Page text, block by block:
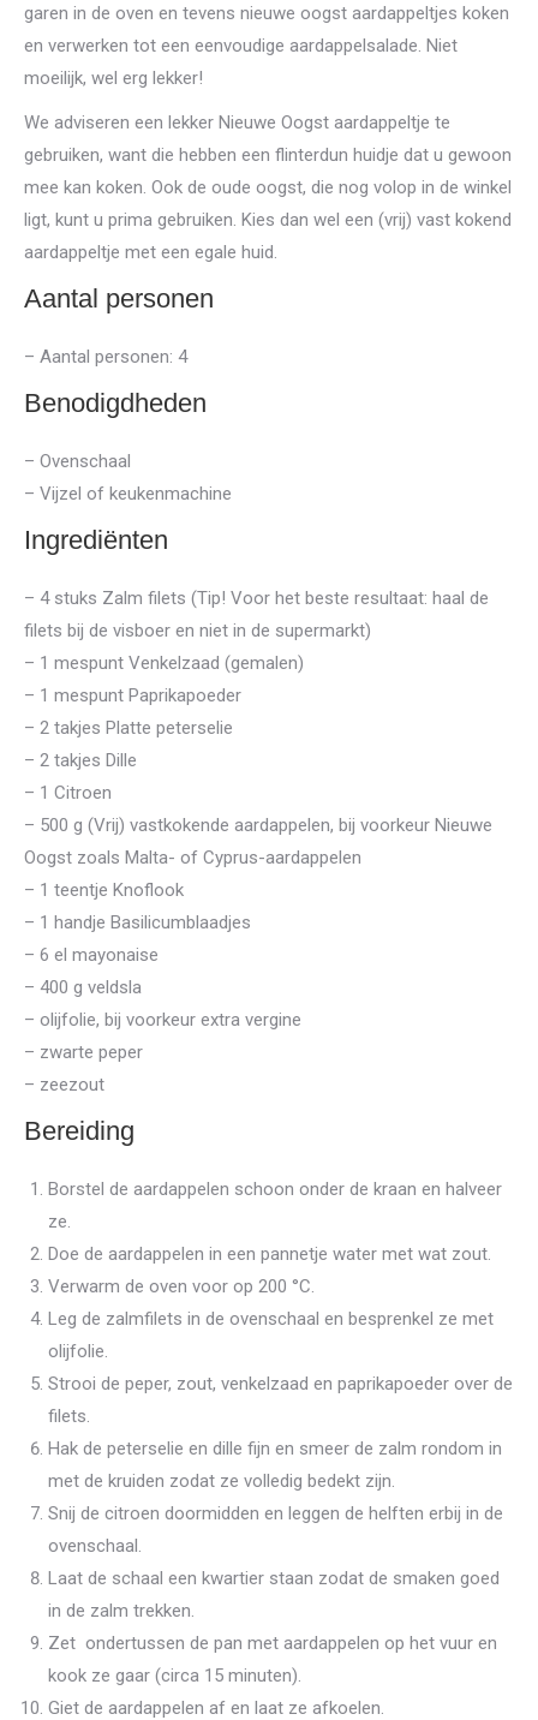
garen in de oven en tevens nieuwe oogst aardappeltjes koken
en verwerken tot een eenvoudige aardappelsalade. Niet
moeilijk, wel erg lekker!
We adviseren een lekker Nieuwe Oogst aardappeltje te
gebruiken, want die hebben een flinterdun huidje dat u gewoon
mee kan koken. Ook de oude oogst, die nog volop in de winkel
ligt, kunt u prima gebruiken. Kies dan wel een (vrij) vast kokend
aardappeltje met een egale huid.
Aantal personen
– Aantal personen: 4
Benodigdheden
– Ovenschaal
– Vijzel of keukenmachine
Ingrediënten
– 4 stuks Zalm filets (Tip! Voor het beste resultaat: haal de
filets bij de visboer en niet in de supermarkt)
– 1 mespunt Venkelzaad (gemalen)
– 1 mespunt Paprikapoeder
– 2 takjes Platte peterselie
– 2 takjes Dille
– 1 Citroen
– 500 g (Vrij) vastkokende aardappelen, bij voorkeur Nieuwe
Oogst zoals Malta- of Cyprus-aardappelen
– 1 teentje Knoflook
– 1 handje Basilicumblaadjes
– 6 el mayonaise
– 400 g veldsla
– olijfolie, bij voorkeur extra vergine
– zwarte peper
– zeezout
Bereiding
Borstel de aardappelen schoon onder de kraan en halveer
ze.
Doe de aardappelen in een pannetje water met wat zout.
Verwarm de oven voor op 200 °C.
Leg de zalmfilets in de ovenschaal en besprenkel ze met
olijfolie.
Strooi de peper, zout, venkelzaad en paprikapoeder over de
filets.
Hak de peterselie en dille fijn en smeer de zalm rondom in
met de kruiden zodat ze volledig bedekt zijn.
Snij de citroen doormidden en leggen de helften erbij in de
ovenschaal.
Laat de schaal een kwartier staan zodat de smaken goed
in de zalm trekken.
Zet ondertussen de pan met aardappelen op het vuur en
kook ze gaar (circa 15 minuten).
Giet de aardappelen af en laat ze afkoelen.